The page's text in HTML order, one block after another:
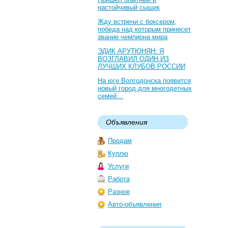
настойчивый сыщик
Жду встречи с боксером,
победа над которым принесет
звание чемпиона мира
ЭДИК АРУТЮНЯН: Я
ВОЗГЛАВИЛ ОДИН ИЗ
ЛУЧШИХ КЛУБОВ РОССИИ
На юге Волгодонска появится
новый город для многодетных
семей…
Объявления
Продам
Куплю
Услуги
Работа
Разное
Авто-объявления